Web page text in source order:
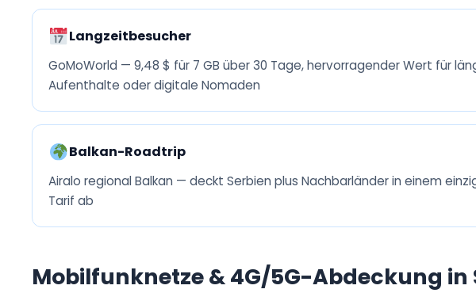
Langzeitbesucher
GoMoWorld — 9,48 $ für 7 GB über 30 Tage, hervorragender Wert für
Aufenthalte oder digitale Nomaden
Balkan-Roadtrip
Airalo regional Balkan — deckt Serbien plus Nachbarländer in einem
Tarif ab
Mobilfunknetze & 4G/5G-Abdeckung in